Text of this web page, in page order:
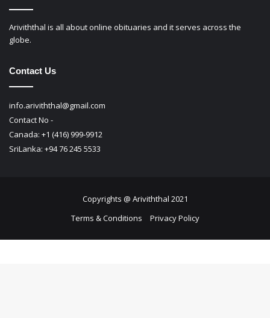
Ariviththal is all about online obituaries and it serves across the
globe.
Contact Us
info.ariviththal@gmail.com
Contact No -
Canada: +1 (416) 999-9912
SriLanka: +94 76 245 5533
Copyrights @ Ariviththal 2021
Terms & Conditions
Privacy Policy